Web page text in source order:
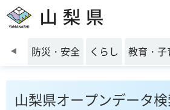
山梨県
前のスライドを表示
防災・安全 くらし 教育・子
山梨県オープンデータ